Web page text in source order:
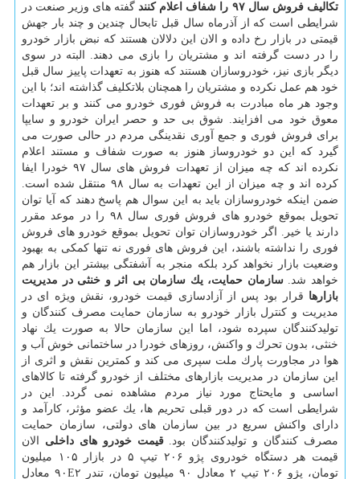
تكالیف فروش سال ۹۷ را شفاف اعلام كنند
گفته های وزیر صنعت در
شرایطی است كه از آذرماه سال قبل تابحال چندین و چند بار جهش
قیمتی در بازار رخ داده و الان این دلالان هستند كه نبض بازار خودرو
را در دست گرفته اند و مشتریان را بازی می دهند. البته در سوی
دیگر بازی نیز، خودروسازان هستند كه هنوز به تعهدات پاییز سال قبل
خود هم عمل نكرده و مشتریان را همچنان بلاتكلیف گذاشته اند؛ با این
وجود هر ماه مبادرت به فروش فوری خودرو می كنند و بر تعهدات
معوق خود می افزایند. شوق بی حد و حصر ایران خودرو و سایپا
برای فروش فوری و جمع آوری نقدینگی مردم در حالی صورت می
گیرد كه این دو خودروساز هنوز به صورت شفاف و مستند اعلام
نكرده اند كه چه میزان از تعهدات فروش های سال ۹۷ خودرا ایفا
كرده اند و چه میزان از این تعهدات به سال ۹۸ منتقل شده است.
ضمن اینكه خودروسازان باید به این سوال هم پاسخ دهند كه آیا توان
تحویل بموقع خودرو های فروش فوری سال ۹۸ را در موعد مقرر
دارند یا خیر. اگر خودروسازان توان تحویل بموقع خودرو های فروش
فوری را نداشته باشند، این فروش های فوری نه تنها كمكی به بهبود
وضعیت بازار نخواهد كرد بلكه منجر به آشفتگی بیشتر این بازار هم
خواهد شد.سازمان حمایت، یك سازمان بی اثر و خنثی در مدیریت
بازارها قرار بود پس از آزادسازی قیمت خودرو، نقش ویژه ای در
مدیریت و كنترل بازار خودرو به سازمان حمایت مصرف كنندگان و
تولیدكنندگان سپرده شود، اما این سازمان حالا به صورت یك نهاد
خنثی، بدون تحرك و واكنش، روزهای خودرا در ساختمانی خوش آب و
هوا در مجاورت پارك ملت سپری می كند و كمترین نقش و اثری از
این سازمان در مدیریت بازارهای مختلف از خودرو گرفته تا كالاهای
اساسی و مایحتاج مورد نیاز مردم مشاهده نمی گردد. این در
شرایطی است كه در دور قبلی تحریم ها، یك عضو مؤثر، كارآمد و
دارای واكنش سریع در بین سازمان های دولتی، سازمان حمایت
مصرف كنندگان و تولیدكنندگان بود.قیمت خودرو های داخلی الان
قیمت هر دستگاه خودروی پژو ۲۰۶ تیپ ۵ در بازار ۱۰۵ میلیون
تومان، پژو ۲۰۶ تیپ ۲ معادل ۹۰ میلیون تومان، تندر ۹۰E۲ معادل